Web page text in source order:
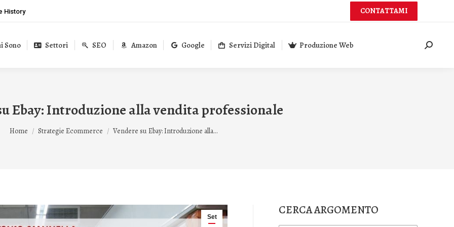
History CONTATTAMI
Sono Settori SEO Amazon Google Servizi Digital Produzione Web Cerca:
Ebay: Introduzione alla vendita professionale
Tu sei qui:
Home Strategie Ecommerce Vendere su Ebay: Introduzione alla…
Set CERCA ARGOMENTO